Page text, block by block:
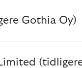
Gothia Oy)